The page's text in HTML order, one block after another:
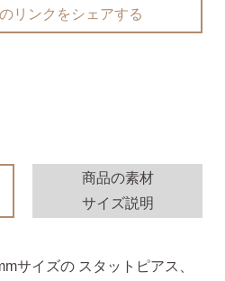
チ・ケア用品
商品を見る
リンクをシェアする
商品の素材
サイズ説明
サイズの スタットピアス、